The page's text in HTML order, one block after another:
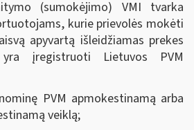
(sumokėjimo) VMI tvarka
kurie prievolės mokėti
apyvartą išleidžiamas prekes
įregistruoti Lietuvos PVM
PVM apmokestinamą arba
veiklą;